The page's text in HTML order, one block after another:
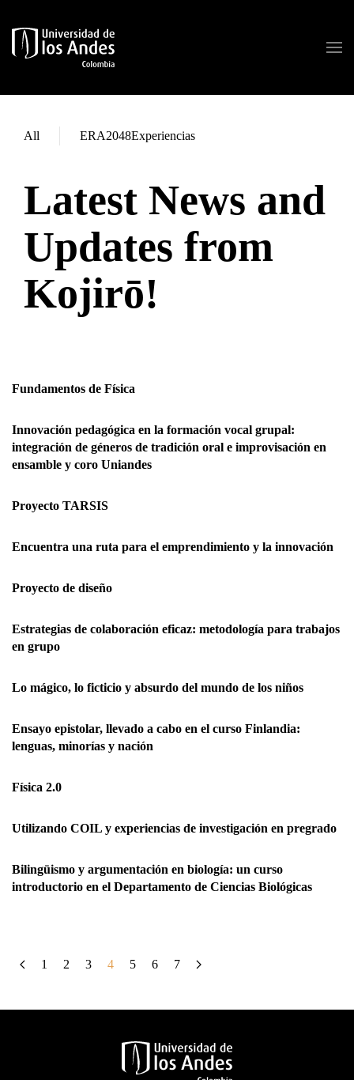
Skip to main content
All ERA2048Experiencias
Latest News and
Updates from
Kojirō!
Fundamentos de Física
Innovación pedagógica en la formación vocal grupal:
integración de géneros de tradición oral e improvisación en
ensamble y coro Uniandes
Proyecto TARSIS
Encuentra una ruta para el emprendimiento y la innovación
Proyecto de diseño
Estrategias de colaboración eficaz: metodología para trabajos
en grupo
Lo mágico, lo ficticio y absurdo del mundo de los niños
Ensayo epistolar, llevado a cabo en el curso Finlandia:
lenguas, minorías y nación
Física 2.0
Utilizando COIL y experiencias de investigación en pregrado
Bilingüismo y argumentación en biología: un curso
introductorio en el Departamento de Ciencias Biológicas
1 2 3 4 5 6 7